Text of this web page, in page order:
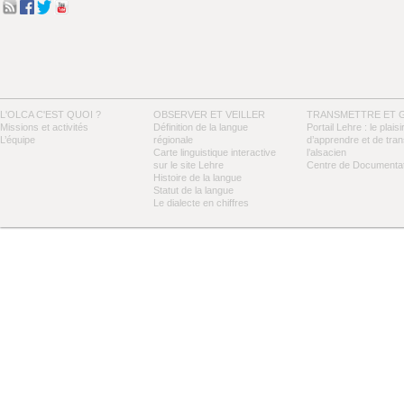
L'OLCA C'EST QUOI ?
Missions et activités
L’équipe
OBSERVER ET VEILLER
Définition de la langue
régionale
Carte linguistique interactive
sur le site Lehre
Histoire de la langue
Statut de la langue
Le dialecte en chiffres
TRANSMETTRE ET
Portail Lehre : le plaisir
d’apprendre et de
l’alsacien
Centre de